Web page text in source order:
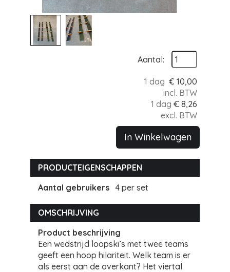
Aantal:
1 dag € 10,00
incl. BTW
1 dag € 8,26
excl. BTW
In Winkelwagen
PRODUCTEIGENSCHAPPEN
Aantal gebruikers 4 per set
OMSCHRIJVING
Product beschrijving
Een wedstrijd loopski’s met twee teams
geeft een hoop hilariteit. Welk team is er
als eerst aan de overkant? Het viertal